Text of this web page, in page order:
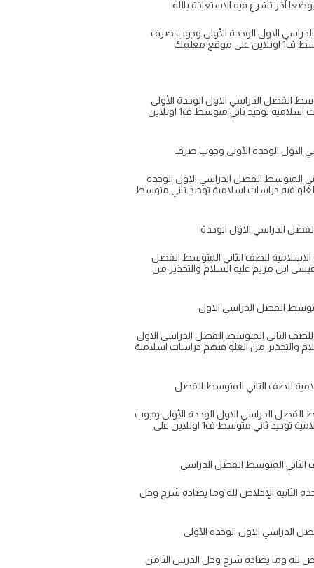
الاول الوحدة الأولى وجوب صرف
معلمك
الفصل الدراسي الاول الوحدة الأولى
وجوب صرف العبادة لله وحده لا شريك له شرح وحل الدرس الثاني مكانة الأنبياء عليهم السلام والتحذير من الغلو فيهم دراسات اسلامية توحيد ثاني متوسط ف1 اونلاين
المتوسط الفصل الدراسي الاول الوحدة
فيه دراسات اسلامية توحيد ثاني متوسط
للصف الثاني المتوسط الفصل
ابن مريم عليه السلام والتحذير من
الثاني المتوسط الفصل الدراسي الاول
والتحذير من الغلو فيهم دراسات اسلامية
الفصل الدراسي الاول الوحدة الأولى وجوب
صرف العبادة لله وحده لا شريك له شرح وحل الدرس السادس مكانة الأولياء والصالحين والتحذير من الغلو فيهم دراسات اسلامية توحيد ثاني متوسط ف1 اونلاين على
الثانية الإخلاص لله وما يضاده شرح وحل
لله وما يضاده شرح وحل الدرس الثامن